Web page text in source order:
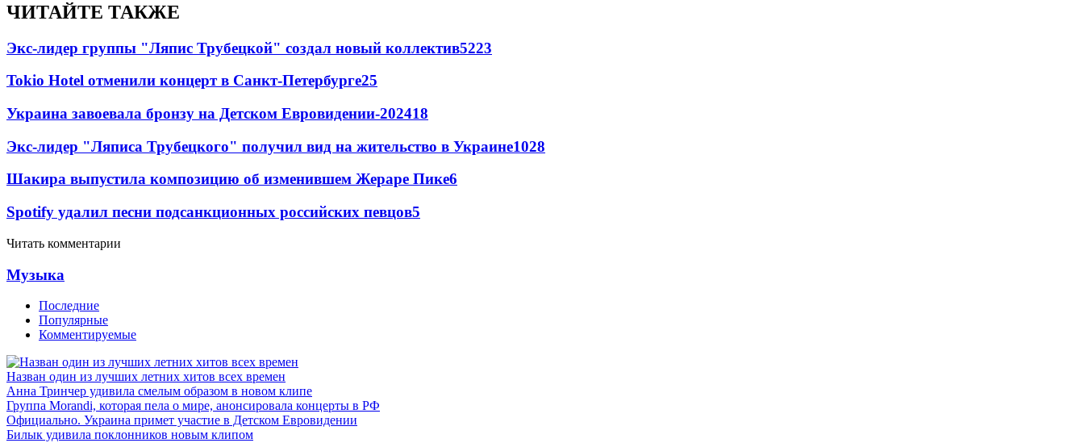
ЧИТАЙТЕ ТАКЖЕ
Экс-лидер группы "Ляпис Трубецкой" создал новый коллектив5223
Tokio Hotel отменили концерт в Санкт-Петербурге25
Украина завоевала бронзу на Детском Евровидении-202418
Экс-лидер "Ляписа Трубецкого" получил вид на жительство в Украине1028
Шакира выпустила композицию об изменившем Жераре Пике6
Spotify удалил песни подсанкционных российских певцов5
Читать комментарии
Музыка
Последние
Популярные
Комментируемые
Назван один из лучших летних хитов всех времен
Анна Тринчер удивила смелым образом в новом клипе
Группа Morandi, которая пела о мире, анонсировала концерты в РФ
Официально. Украина примет участие в Детском Евровидении
Билык удивила поклонников новым клипом